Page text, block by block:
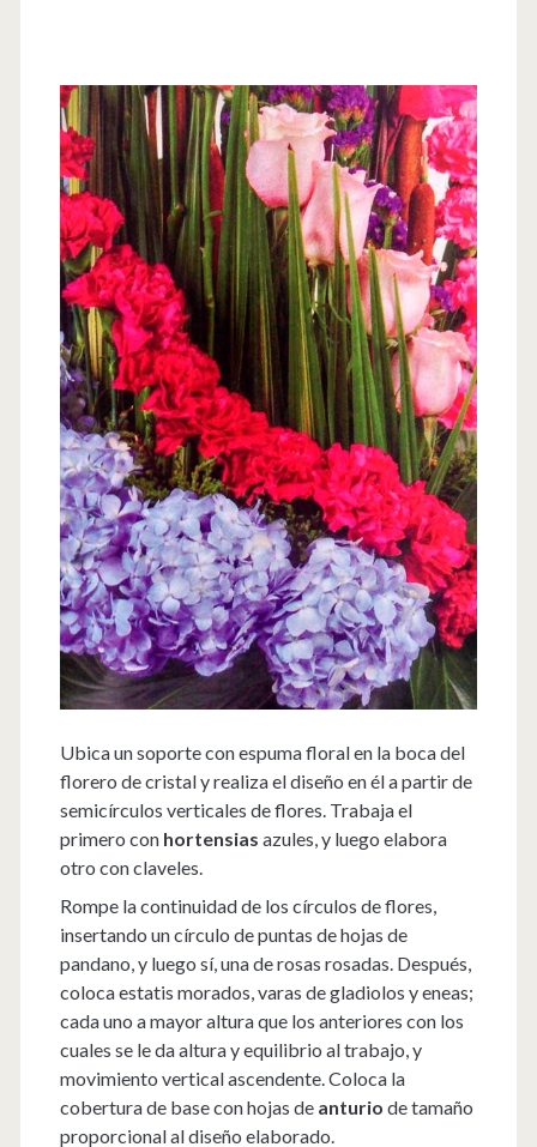
Ubica un soporte con espuma floral en la boca del
florero de cristal y realiza el diseño en él a partir de
semicírculos verticales de flores. Trabaja el
primero con hortensias azules, y luego elabora
otro con claveles.
Rompe la continuidad de los círculos de flores,
insertando un círculo de puntas de hojas de
pandano, y luego sí, una de rosas rosadas. Después,
coloca estatis morados, varas de gladiolos y eneas;
cada uno a mayor altura que los anteriores con los
cuales se le da altura y equilibrio al trabajo, y
movimiento vertical ascendente. Coloca la
cobertura de base con hojas de anturio de tamaño
proporcional al diseño elaborado.